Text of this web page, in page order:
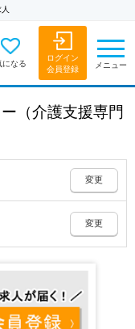
になる
ログイン
会員登録
メニュー
（介護支援専門
変更
変更